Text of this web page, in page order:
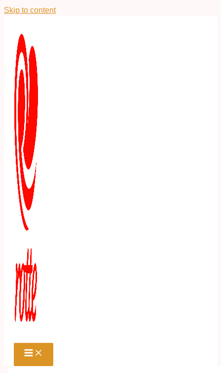
Skip to content